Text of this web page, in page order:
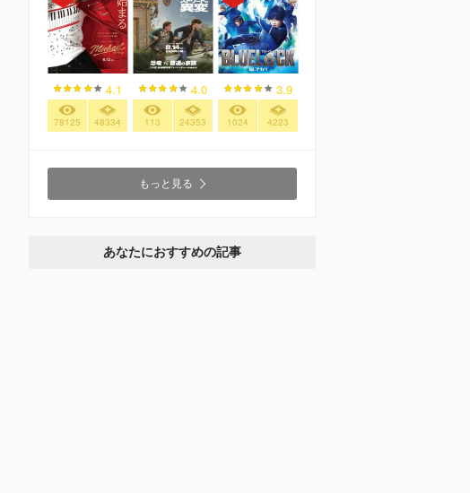
4.1
78125 48334
4.0
113 24353
3.9
1024 4223
もっと見る
あなたにおすすめの記事